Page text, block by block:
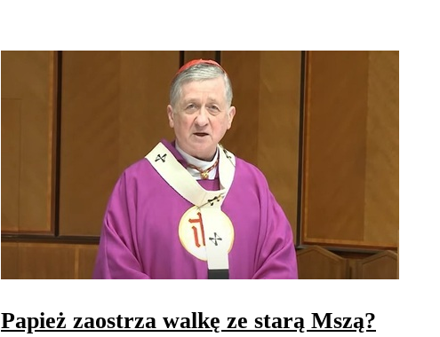
Papież zaostrza walkę ze starą Mszą?